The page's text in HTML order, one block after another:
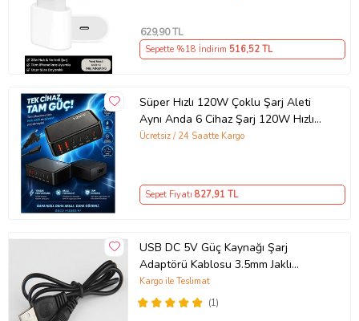
629,90 TL
Sepette %18 İndirim 516,52 TL
Süper Hızlı 120W Çoklu Şarj Aleti
Aynı Anda 6 Cihaz Şarj 120W Hızlı
Şarj İstasyonu Çoklu USB & Type-C
Ücretsiz / 24 Saatte Kargo
Sepet Fiyatı 827,91 TL
USB DC 5V Güç Kaynağı Şarj
Adaptörü Kablosu 3.5mm Jaklı
MOSUNX Siyah
(1)
Kargo ile Teslimat